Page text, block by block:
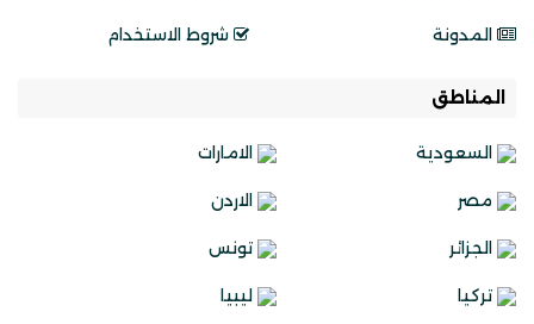
المدونة شروط الاستخدام
المناطق
السعودية الامارات
مصر الاردن
الجزائر تونس
تركيا ليبيا